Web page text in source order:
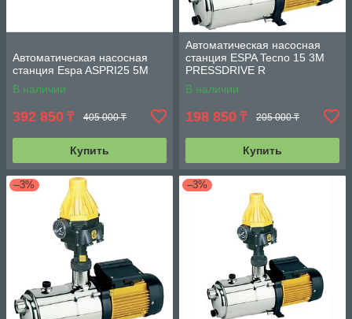
Автоматическая насосная
станция Espa ASPRI25 5M
В наличии
392 850 ₸ 405 000 ₸
Купить
Автоматическая насосная
станция ESPA Tecno 15 3M
PRESSDRIVE R
В наличии
198 850 ₸ 205 000 ₸
Купить
–3% –3%